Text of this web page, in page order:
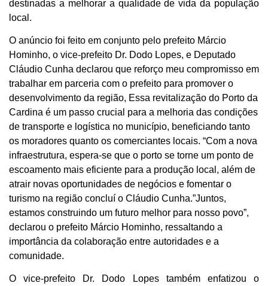
destinadas a melhorar a qualidade de vida da população
local.
O anúncio foi feito em conjunto pelo prefeito Márcio
Hominho, o vice-prefeito Dr. Dodo Lopes, e Deputado
Cláudio Cunha declarou que reforço meu compromisso em
trabalhar em parceria com o prefeito para promover o
desenvolvimento da região, Essa revitalização do Porto da
Cardina é um passo crucial para a melhoria das condições
de transporte e logística no município, beneficiando tanto
os moradores quanto os comerciantes locais. “Com a nova
infraestrutura, espera-se que o porto se torne um ponto de
escoamento mais eficiente para a produção local, além de
atrair novas oportunidades de negócios e fomentar o
turismo na região concluí o Cláudio Cunha.”Juntos,
estamos construindo um futuro melhor para nosso povo”,
declarou o prefeito Márcio Hominho, ressaltando a
importância da colaboração entre autoridades e a
comunidade.
O vice-prefeito Dr. Dodo Lopes também enfatizou o